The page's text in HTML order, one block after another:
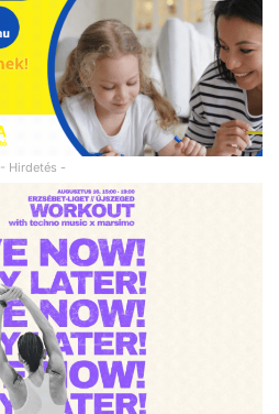
- Hirdetés -